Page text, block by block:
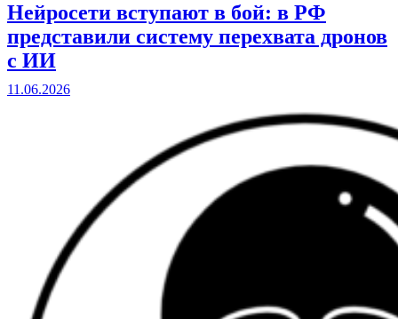
Нейросети вступают в бой: в РФ
представили систему перехвата дронов
с ИИ
11.06.2026